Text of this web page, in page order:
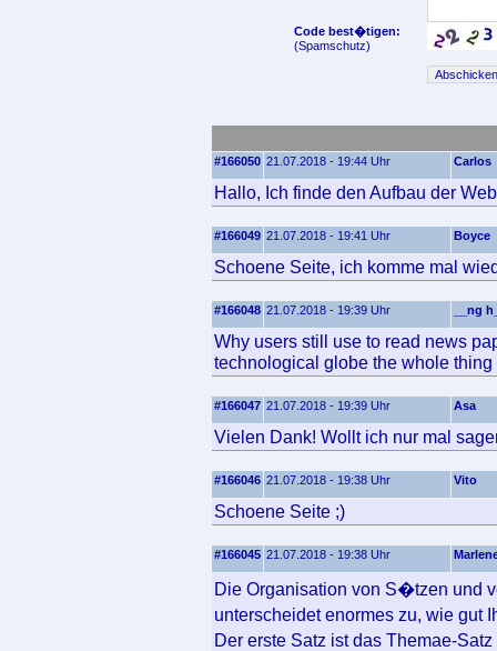
Code best�tigen:
(Spamschutz)
#166050 21.07.2018 - 19:44 Uhr Carlos
Hallo, Ich finde den Aufbau der
#166049 21.07.2018 - 19:41 Uhr Boyce
Schoene Seite, ich komme mal
#166048 21.07.2018 - 19:39 Uhr __ng
Why users still use to read news
technological globe the whole
#166047 21.07.2018 - 19:39 Uhr Asa
Vielen Dank! Wollt ich nur mal
#166046 21.07.2018 - 19:38 Uhr Vito
Schoene Seite ;)
#166045 21.07.2018 - 19:38 Uhr
Die Organisation von S�tzen und
unterscheidet enormes zu, wie
Der erste Satz ist das Themae-